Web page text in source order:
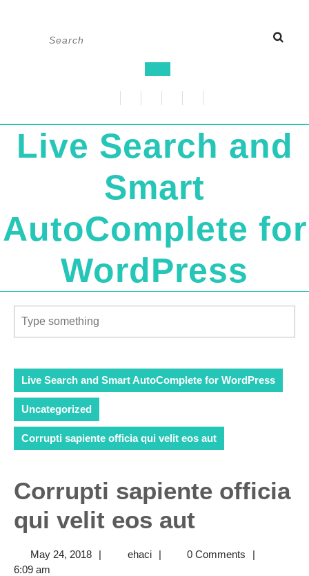
Button
Live Search and
Smart
AutoComplete for
WordPress
Live Search and Smart AutoComplete for WordPress
Uncategorized
Corrupti sapiente officia qui velit eos aut
Corrupti sapiente officia
qui velit eos aut
May 24, 2018May
| ehaciehaci
| 0 Comments
|
6:09 am